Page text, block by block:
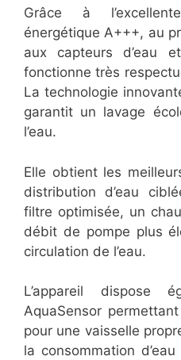
Grâce à
énergétique A+++, au
aux capteurs d’eau
fonctionne très
La technologie
garantit un lavage
l’eau.
Elle obtient les
distribution d’eau
filtre optimisée, un
débit de pompe plus
circulation de l’eau.
L’appareil dispose
AquaSensor
pour une vaisselle
la consommation